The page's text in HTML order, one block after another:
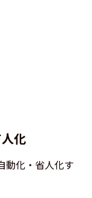
化
動化・省人化す